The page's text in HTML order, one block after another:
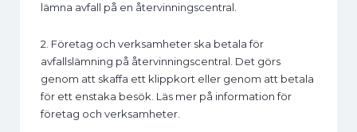
lämna avfall på en återvinningscentral.
2. Företag och verksamheter ska betala för
avfallslämning på återvinningscentral. Det görs
genom att skaffa ett klippkort eller genom att betala
för ett enstaka besök. Läs mer på information för
företag och verksamheter.